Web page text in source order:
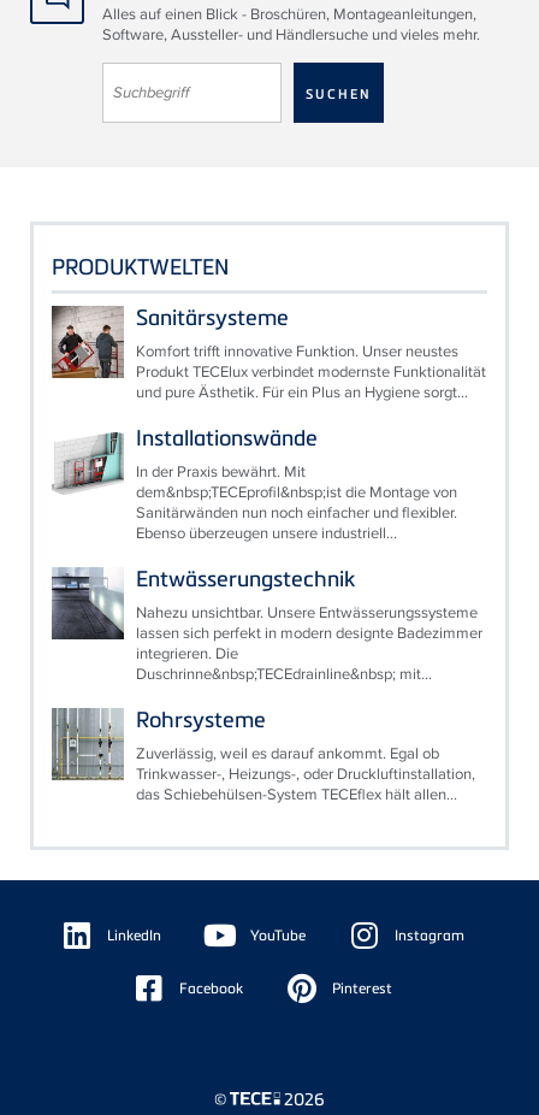
Alles auf einen Blick - Broschüren, Montageanleitungen,
Software, Aussteller- und Händlersuche und vieles mehr.
PRODUKTWELTEN
Sanitärsysteme
Komfort trifft innovative Funktion. Unser neustes
Produkt TECElux verbindet modernste Funktionalität
und pure Ästhetik. Für ein Plus an Hygiene sorgt...
Installationswände
In der Praxis bewährt. Mit
dem&nbsp;TECEprofil&nbsp;ist die Montage von
Sanitärwänden nun noch einfacher und flexibler.
Ebenso überzeugen unsere industriell...
Entwässerungstechnik
Nahezu unsichtbar. Unsere Entwässerungssysteme
lassen sich perfekt in modern designte Badezimmer
integrieren. Die
Duschrinne&nbsp;TECEdrainline&nbsp; mit...
Rohrsysteme
Zuverlässig, weil es darauf ankommt. Egal ob
Trinkwasser-, Heizungs-, oder Druckluftinstallation,
das Schiebehülsen-System TECEflex hält allen...
Floating
Sidebar LinkedIn YouTube Instagram
Facebook Pinterest
© 2026